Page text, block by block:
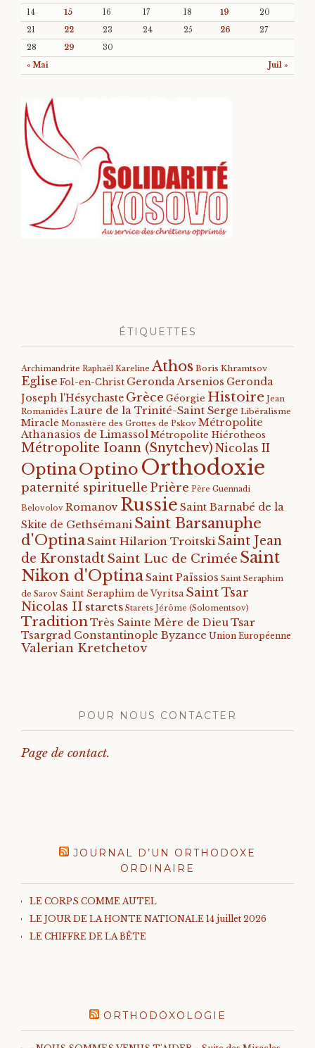
« Mai Juil »
14
15 16 17 18 19
20
21
22 23 24 25 26
27
28
29 30
ÉTIQUETTES
Archimandrite Raphaël Kareline Athos Boris Khramtsov
Eglise Fol-en-Christ Geronda Arsenios Geronda
Joseph l'Hésychaste Grèce Géorgie Histoire Jean
Romanidès Laure de la Trinité-Saint Serge Libéralisme
Miracle Monastère des Grottes de Pskov Métropolite
Athanasios de Limassol Métropolite Hiérotheos
Métropolite Ioann (Snytchev) Nicolas II
OptinaOptino Orthodoxie
paternité spirituelle Prière Père Guennadi
Belovolov Romanov Russie Saint Barnabé de la
Skite de Gethsémani Saint Barsanuphe
d'Optina Saint Hilarion Troitski Saint Jean
de KronstadtSaint Luc de Crimée Saint
Nikon d'OptinaSaint Païssios Saint Seraphim
de Sarov Saint Seraphim de Vyritsa Saint Tsar
Nicolas II starets Starets Jérôme (Solomentsov)
TraditionTrès Sainte Mère de DieuTsar
Tsargrad Constantinople Byzance Union Européenne
Valerian Kretchetov
POUR NOUS CONTACTER
Page de contact.
JOURNAL D’UN ORTHODOXE
ORDINAIRE
LE CORPS COMME AUTEL
LE JOUR DE LA HONTE NATIONALE 14 juillet 2026
LE CHIFFRE DE LA BÊTE
ORTHODOXOLOGIE